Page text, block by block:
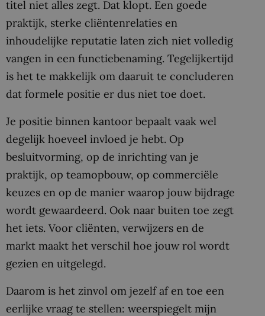
titel niet alles zegt. Dat klopt. Een goede
praktijk, sterke cliëntenrelaties en
inhoudelijke reputatie laten zich niet volledig
vangen in een functiebenaming. Tegelijkertijd
is het te makkelijk om daaruit te concluderen
dat formele positie er dus niet toe doet.
Je positie binnen kantoor bepaalt vaak wel
degelijk hoeveel invloed je hebt. Op
besluitvorming, op de inrichting van je
praktijk, op teamopbouw, op commerciële
keuzes en op de manier waarop jouw bijdrage
wordt gewaardeerd. Ook naar buiten toe zegt
het iets. Voor cliënten, verwijzers en de
markt maakt het verschil hoe jouw rol wordt
gezien en uitgelegd.
Daarom is het zinvol om jezelf af en toe een
eerlijke vraag te stellen: weerspiegelt mijn